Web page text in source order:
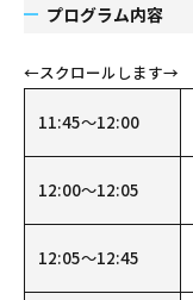
プログラム内容
11:45～12:00
12:00～12:05
12:05～12:45